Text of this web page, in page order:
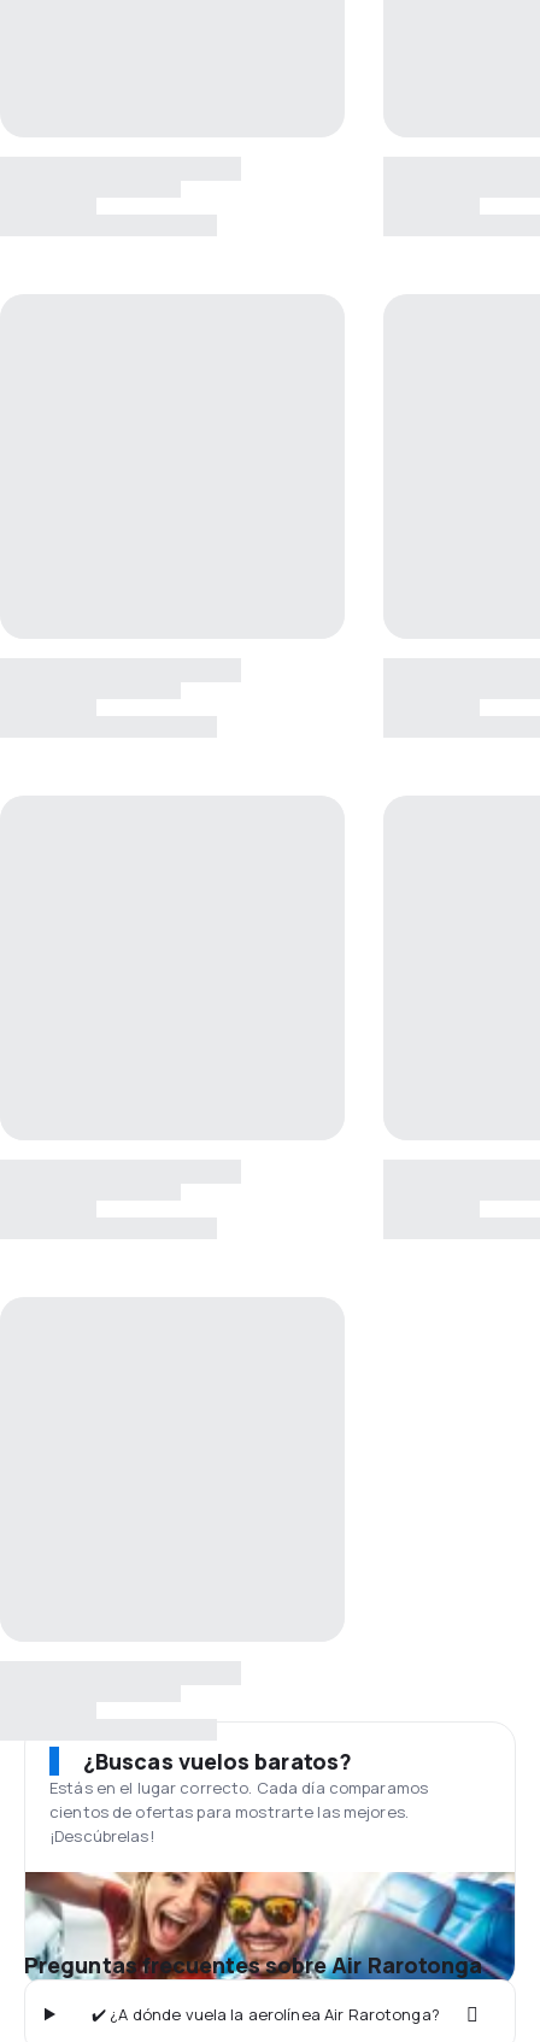
¿Buscas vuelos baratos?
Estás en el lugar correcto. Cada día comparamos
cientos de ofertas para mostrarte las mejores.
¡Descúbrelas!
Preguntas frecuentes sobre Air Rarotonga
✔️ ¿A dónde vuela la aerolínea Air Rarotonga?